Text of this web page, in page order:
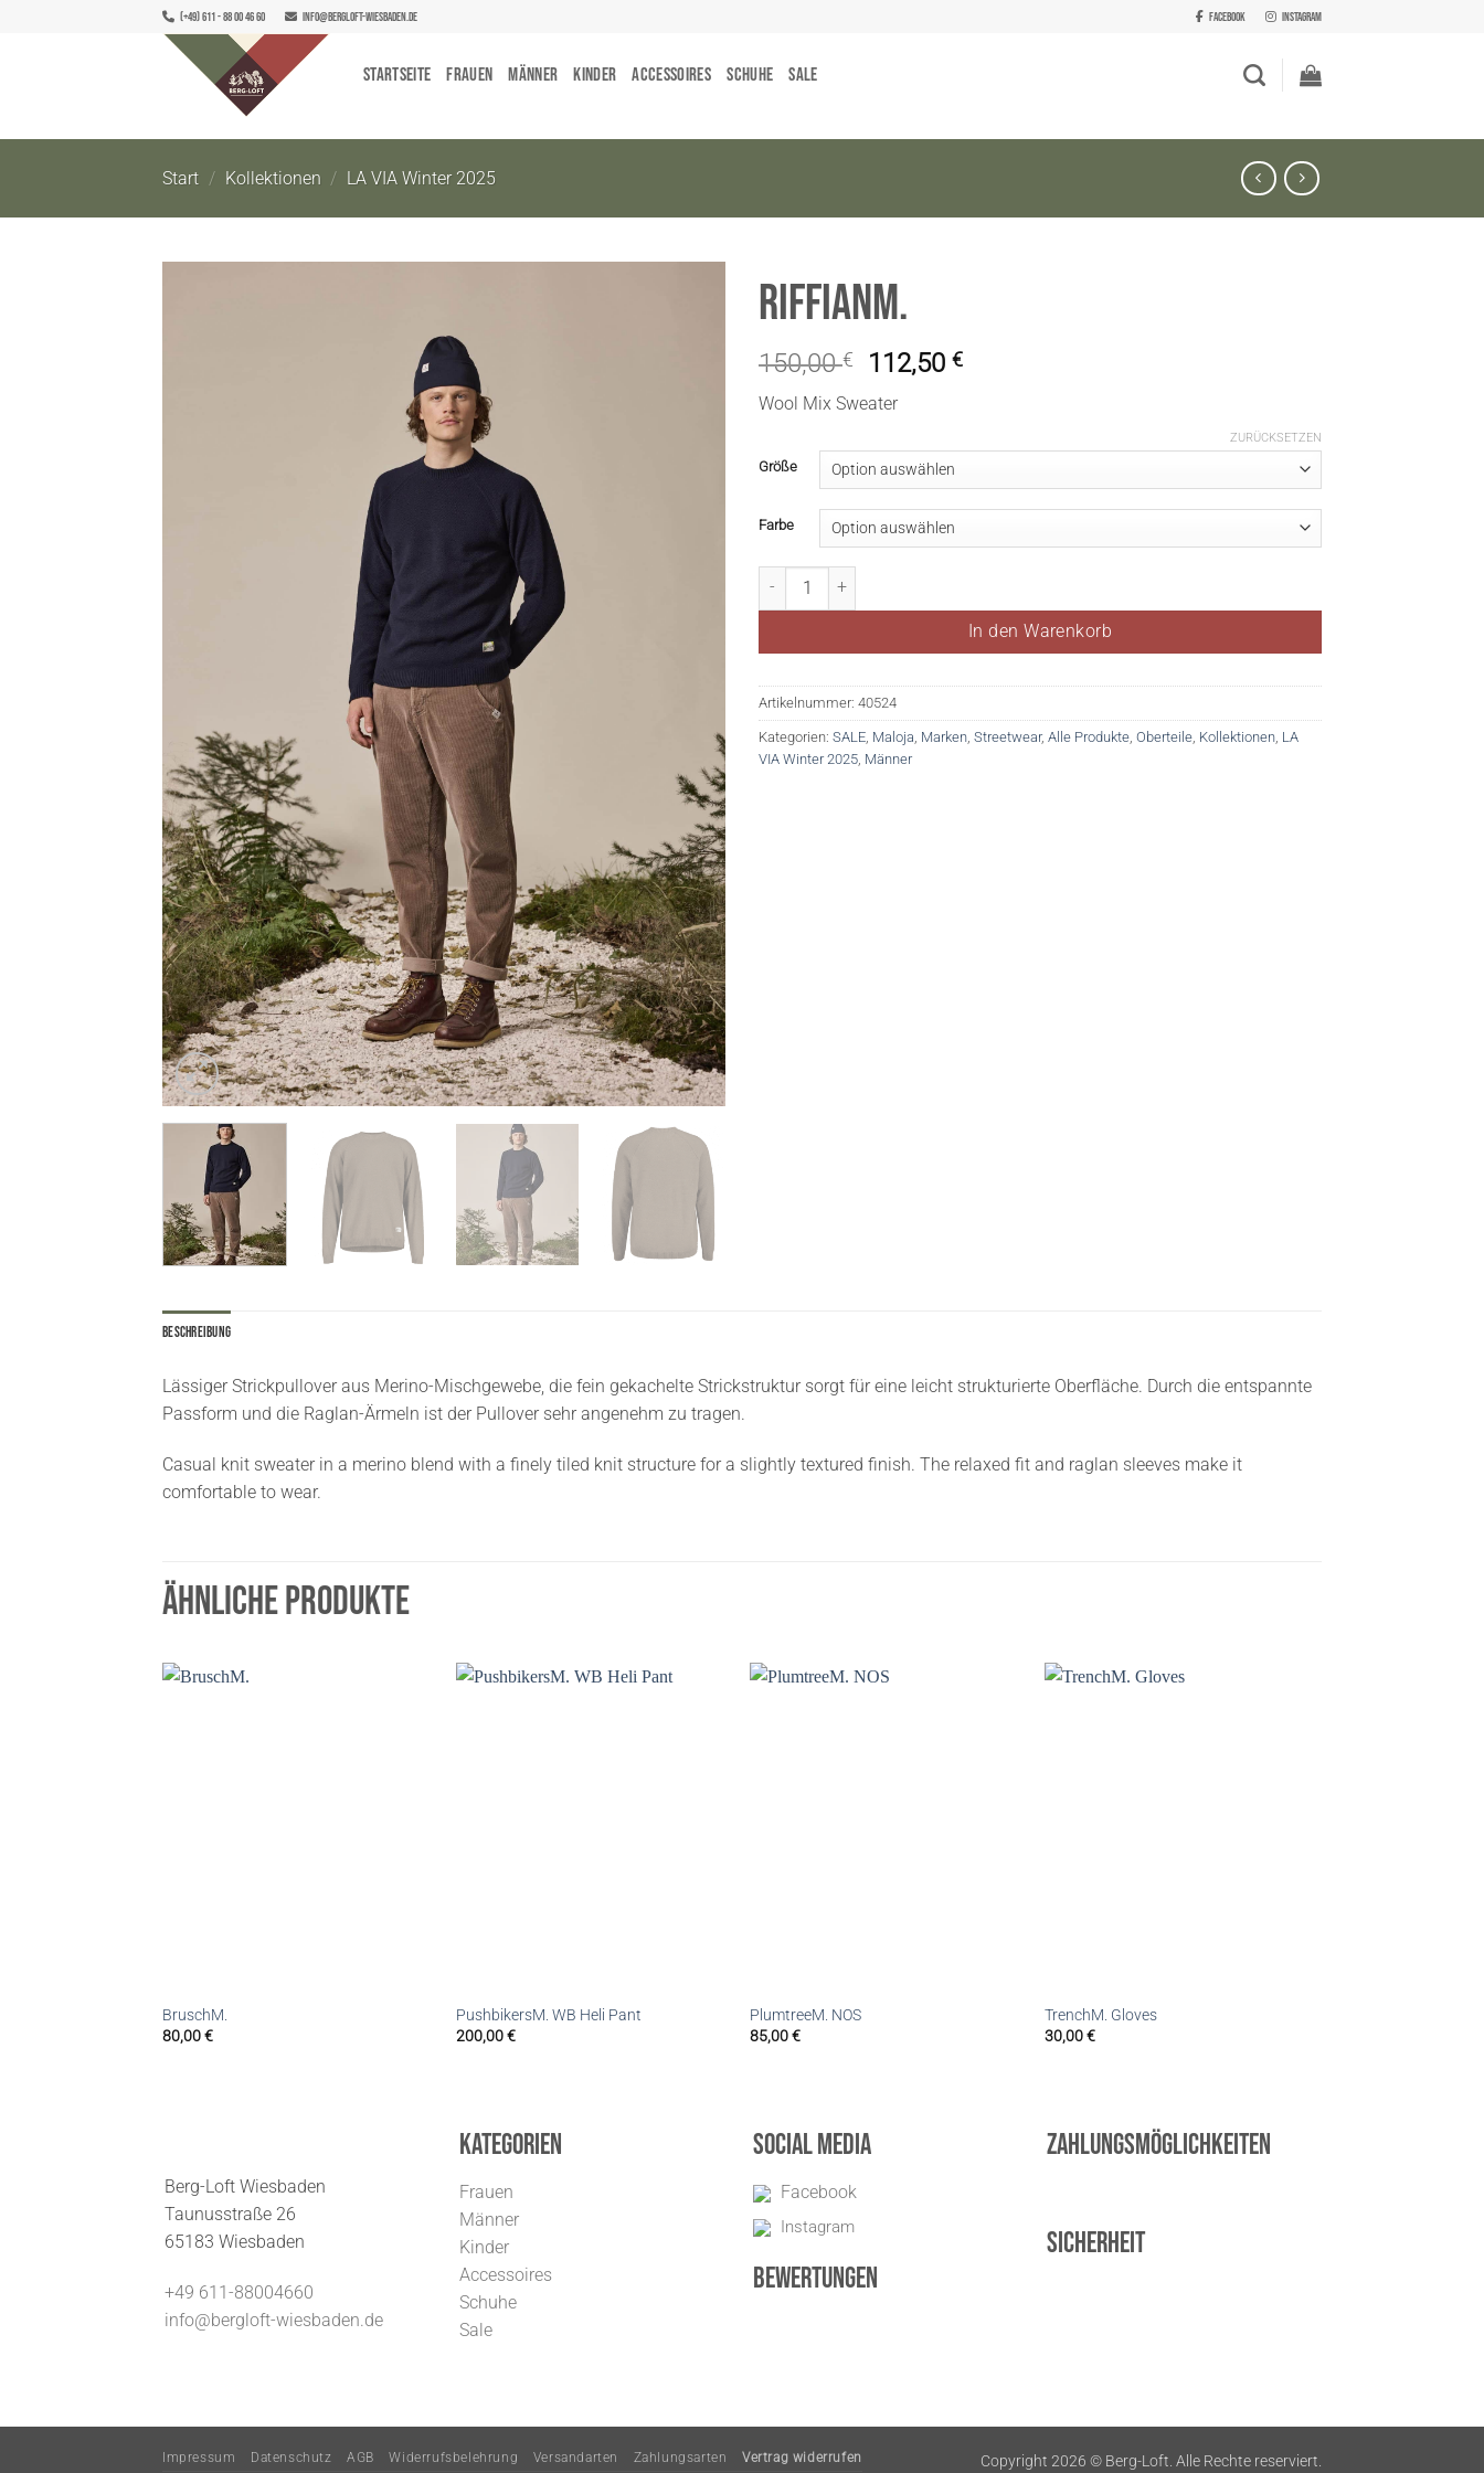
(+49) 611 - 88 00 46 60 info@bergloft-wiesbaden.de Facebook Instagram
Startseite Frauen Männer Kinder Accessoires Schuhe Sale
Start / Kollektionen / LA VIA Winter 2025
RiffianM.
150,00€ 112,50€
Wool Mix Sweater
Größe
Farbe
ZURÜCKSETZEN
RiffianM. Menge
In den Warenkorb
Artikelnummer: 40524
Kategorien: SALE Maloja Marken Streetwear, Alle Produkte Oberteile Kollektionen LA
VIA Winter 2025 Männer
Beschreibung
Lässiger Strickpullover aus Merino-Mischgewebe, die fein gekachelte Strickstruktur sorgt für eine leicht strukturierte Oberfläche. Durch die entspannte
Passform und die Raglan-Ärmeln ist der Pullover sehr angenehm zu tragen.
Casual knit sweater in a merino blend with a finely tiled knit structure for a slightly textured finish. The relaxed fit and raglan sleeves make it
comfortable to wear.
ÄHNLICHE PRODUKTE
BruschM.
80,00€
PushbikersM. WB Heli Pant
200,00€
PlumtreeM. NOS
85,00€
TrenchM. Gloves
30,00€
Berg-Loft Wiesbaden
Taunusstraße 26
65183 Wiesbaden
+49 611-88004660
info@bergloft-wiesbaden.de
Kategorien
Frauen
Männer
Kinder
Accessoires
Schuhe
Sale
Social Media
Facebook
Instagram
Bewertungen
Zahlungsmöglichkeiten
Sicherheit
Copyright 2026 © Berg-Loft. Alle Rechte reserviert.
Impressum Datenschutz AGB Widerrufsbelehrung Versandarten Zahlungsarten Vertrag widerrufen